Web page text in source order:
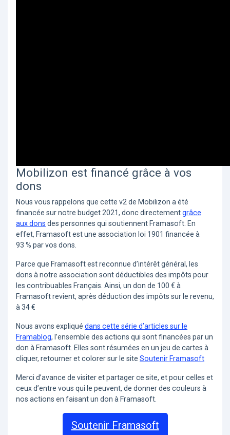
Mobilizon est financé grâce à vos
dons
Nous vous rappelons que cette v2 de Mobilizon a été
financée sur notre budget 2021, donc directementgrâce
aux dons des personnes qui soutiennent Framasoft. En
effet, Framasoft est une association loi 1901 financée à
93 % par vos dons.
Parce que Framasoft est reconnue d’intérêt général, les
dons à notre association sont déductibles des impôts pour
les contribuables Français. Ainsi, un don de 100 € à
Framasoft revient, après déduction des impôts sur le revenu,
à 34 €
Nous avons expliqué dans cette série d’articles sur le
Framablog, l’ensemble des actions qui sont financées par un
don à Framasoft. Elles sont résumées en un jeu de cartes à
cliquer, retourner et colorer sur le site Soutenir Framasoft
Merci d’avance de visiter et partager ce site, et pour celles et
ceux d’entre vous qui le peuvent, de donner des couleurs à
nos actions en faisant un don à Framasoft.
Soutenir Framasoft